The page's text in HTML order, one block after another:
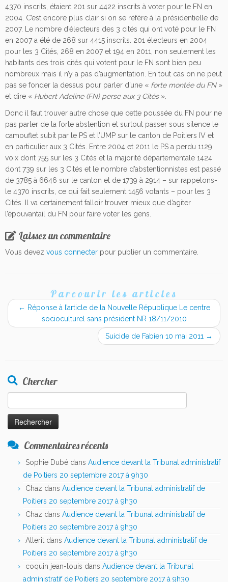
4370 inscrits, étaient 201 sur 4422 inscrits à voter pour le FN en
2004. C’est encore plus clair si on se réfère à la présidentielle de
2007. Le nombre d’électeurs des 3 cités qui ont voté pour le FN
en 2007 a été de 268 sur 4415 inscrits. 201 électeurs en 2004
pour les 3 Cités, 268 en 2007 et 194 en 2011, non seulement les
habitants des trois cités qui votent pour le FN sont bien peu
nombreux mais il n’y a pas d’augmentation. En tout cas on ne peut
pas se fonder la dessus pour parler d’une « forte montée du FN»
et dire « Hubert Adeline (FN) perse aux 3 Cités».
Donc il faut trouver autre chose que cette poussée du FN pour ne
pas parler de la forte abstention et surtout passer sous silence le
camouflet subit par le PS et l’UMP sur le canton de Poitiers IV et
en particulier aux 3 Cités. Entre 2004 et 2011 le PS a perdu 1129
voix dont 755 sur les 3 Cités et la majorité départementale 1424
dont 739 sur les 3 Cités et le nombre d’abstentionnistes est passé
de 3785 à 6646 sur le canton et de 1739 à 2914 – sur rappelons-
le 4370 inscrits, ce qui fait seulement 1456 votants – pour les 3
Cités. Il va certainement falloir trouver mieux que d’agiter
l’épouvantail du FN pour faire voter les gens.
Laissez un commentaire
Vous devez vous connecter pour publier un commentaire.
Parcourir les articles
← Réponse à l’article de la Nouvelle République Le centre
socioculturel sans président NR 18/11/2010
Suicide de Fabien 10 mai 2011 →
Chercher
Commentaires récents
Sophie Dubé dans Audience devant la Tribunal administratif
de Poitiers 20 septembre 2017 à 9h30
Chaz dans Audience devant la Tribunal administratif de
Poitiers 20 septembre 2017 à 9h30
Chaz dans Audience devant la Tribunal administratif de
Poitiers 20 septembre 2017 à 9h30
Allerit dans Audience devant la Tribunal administratif de
Poitiers 20 septembre 2017 à 9h30
coquin jean-louis dans Audience devant la Tribunal
administratif de Poitiers 20 septembre 2017 à 9h30